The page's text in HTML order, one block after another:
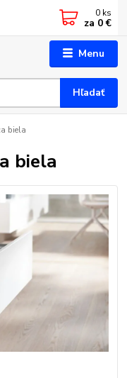
Menu
Hľadať
0 ks
za 0 €
biela
biela